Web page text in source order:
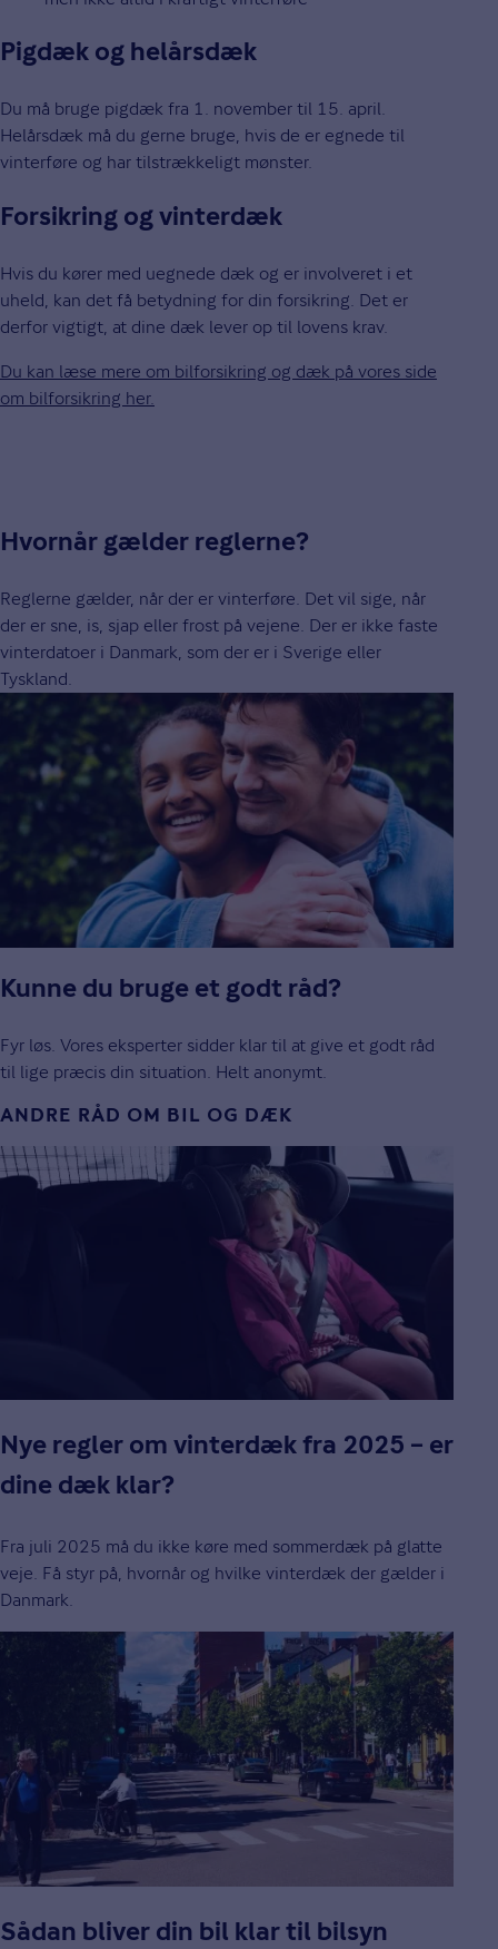
Pigdæk og helårsdæk
Du må bruge pigdæk fra 1. november til 15. april.
Helårsdæk må du gerne bruge, hvis de er egnede til
vinterføre og har tilstrækkeligt mønster.
Forsikring og vinterdæk
Hvis du kører med uegnede dæk og er involveret i et
uheld, kan det få betydning for din forsikring. Det er
derfor vigtigt, at dine dæk lever op til lovens krav.
Du kan læse mere om bilforsikring og dæk på vores side
om bilforsikring her.
Hvornår gælder reglerne?
Reglerne gælder, når der er vinterføre. Det vil sige, når
der er sne, is, sjap eller frost på vejene. Der er ikke faste
vinterdatoer i Danmark, som der er i Sverige eller
Tyskland.
Kunne du bruge et godt råd?
Fyr løs. Vores eksperter sidder klar til at give et godt råd
til lige præcis din situation. Helt anonymt.
ANDRE RÅD OM BIL OG DÆK
Nye regler om vinterdæk fra 2025 – er
dine dæk klar?
Fra juli 2025 må du ikke køre med sommerdæk på glatte
veje. Få styr på, hvornår og hvilke vinterdæk der gælder i
Danmark.
Sådan bliver din bil klar til bilsyn